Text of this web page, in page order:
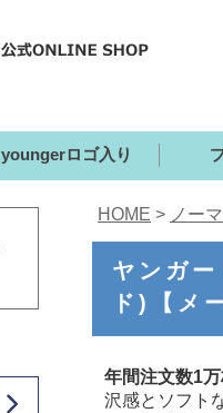
youngerロゴ入り
HOME > ノー
ヤンガ
ド)【メ
年間注文数1
沢感とソフト